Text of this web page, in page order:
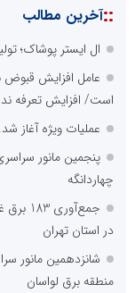
::آخرین مطالب
ال ایستر پوشاک؛
عامل افزایش قبوض
است/ افزایش تعرفه
عملیات ویژه آغاز
پنجمین مانور
چهاردانگه
در استان تهران
شانزدهمین مانور
منطقه برق لواسان